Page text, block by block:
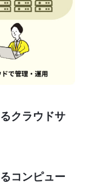
クラウドサ
コンピュー